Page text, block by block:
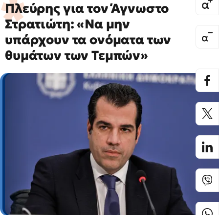
Πλεύρης για τον Άγνωστο
Στρατιώτη: «Να μην
υπάρχουν τα ονόματα των
θυμάτων των Τεμπών»